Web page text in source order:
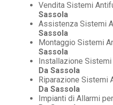
Vendita Sistemi
Sassola
Assistenza Sistemi
Sassola
Montaggio Sistemi
Sassola
Installazione
Da Sassola
Riparazione Sistemi
Da Sassola
Impianti di Allarmi